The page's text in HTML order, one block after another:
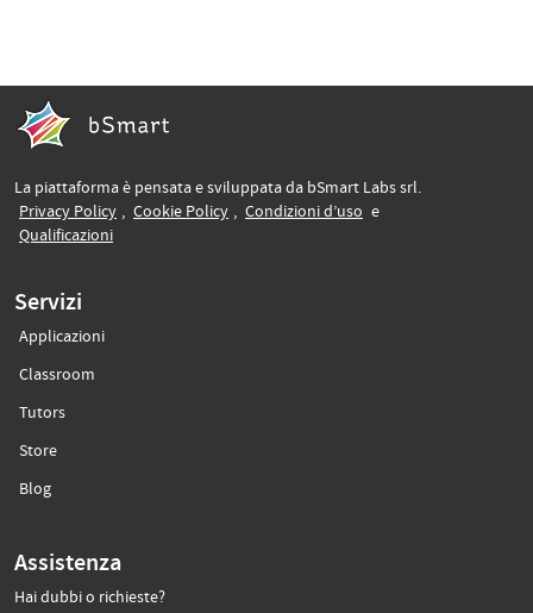
La piattaforma è pensata e sviluppata da bSmart Labs srl.
Privacy Policy(si apre in un’altra scheda)
, Cookie Policy(si apre in un’altra scheda)
, Condizioni d’uso (si apre in un’altra
e
Qualificazioni(si apre in un’altra scheda)
Servizi
Applicazioni
Classroom
Tutors(si apre in un’altra scheda)
Store(si apre in un’altra scheda)
Blog(si apre in un’altra scheda)
Assistenza
Hai dubbi o richieste?